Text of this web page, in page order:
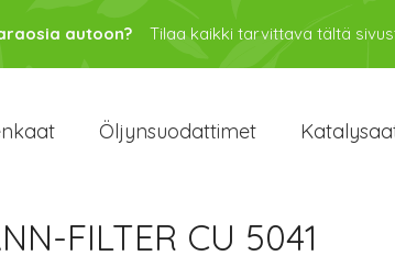
autoon? Tilaa kaikki tarvittava tältä
Öljynsuodattimet
FILTER CU 5041